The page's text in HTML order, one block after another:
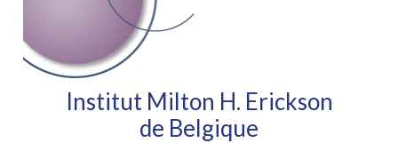
Institut Milton H. Erickson
de Belgique